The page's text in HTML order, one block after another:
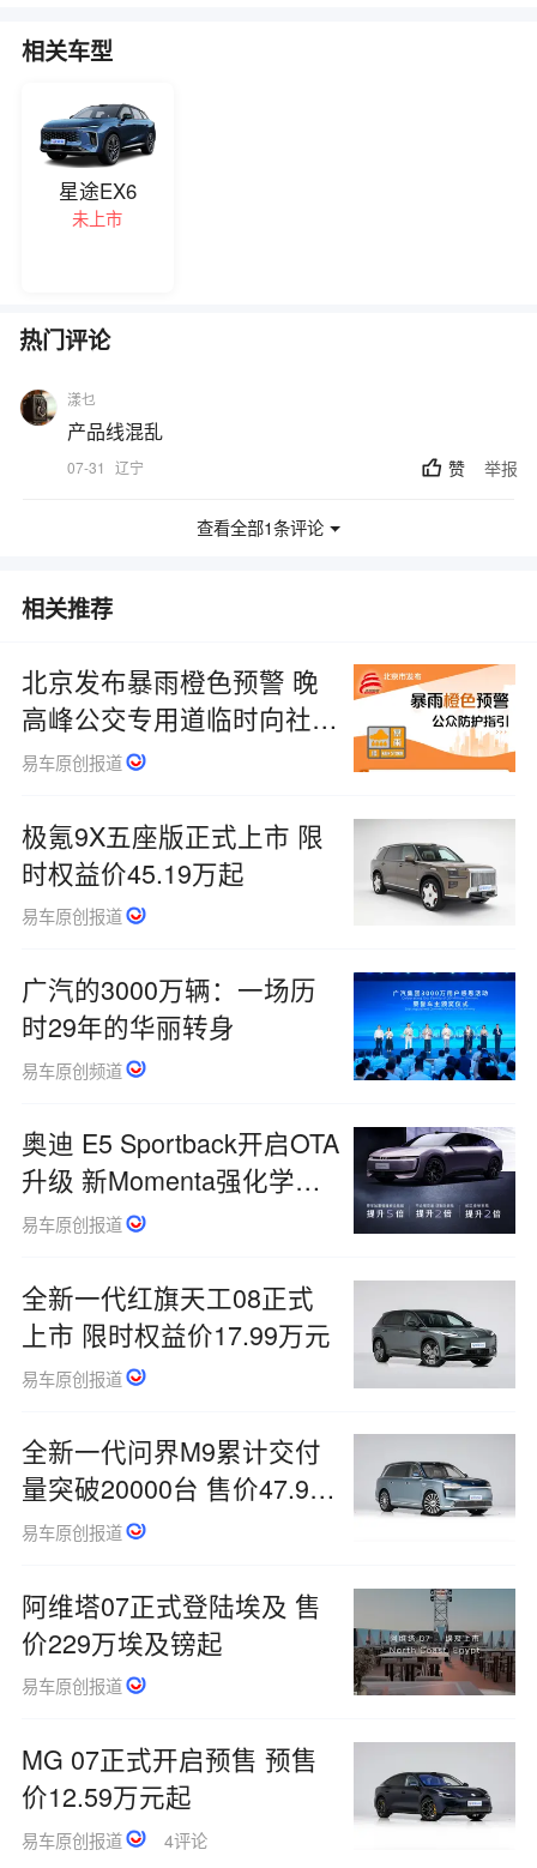
相关车型
星途EX6
未上市
热门评论
漾乜
产品线混乱
07-31 辽宁 赞 举报
查看全部1条评论
相关推荐
北京发布暴雨橙色预警 晚
高峰公交专用道临时向社会
车辆开放
易车原创报道
极氪9X五座版正式上市 限
时权益价45.19万起
易车原创报道
广汽的3000万辆：一场历
时29年的华丽转身
易车原创频道
奥迪 E5 Sportback开启OTA
升级 新Momenta强化学习
大模型上车
易车原创报道
全新一代红旗天工08正式
上市 限时权益价17.99万元
易车原创报道
全新一代问界M9累计交付
量突破20000台 售价47.98
万元起
易车原创报道
阿维塔07正式登陆埃及 售
价229万埃及镑起
易车原创报道
MG 07正式开启预售 预售
价12.59万元起
易车原创报道 4评论